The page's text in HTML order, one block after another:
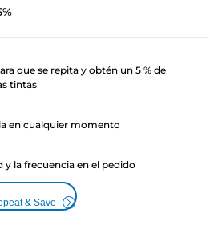
que se repita y obtén un 5 % de
tintas
en cualquier momento
y la frecuencia en el pedido
& Save